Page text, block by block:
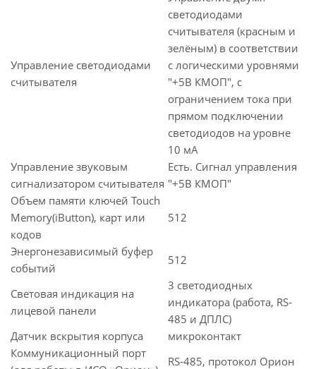
Управление светодиодами
считывателя
светодиодами
считывателя (красным и
зелёным) в соответствии
с логическими уровнями
"+5В КМОП", с
ограничением тока при
прямом подключении
светодиодов на уровне
10 мА
Управление звуковым
сигнализатором считывателя
Есть. Сигнал управления
"+5В КМОП"
Объем памяти ключей Touch
Memory(iButton), карт или
кодов
512
Энергонезависимый буфер
событий
512
Световая индикация на
лицевой панели
3 светодиодных
индикатора (работа, RS-
485 и ДПЛС)
Датчик вскрытия корпуса
микроконтакт
Коммуникационный порт
RS-485, протокол Орион